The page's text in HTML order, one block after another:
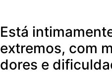
Está
extremos, com
dores e